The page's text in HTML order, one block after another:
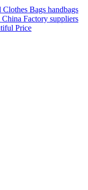
Bags handbags
Factory suppliers
Price